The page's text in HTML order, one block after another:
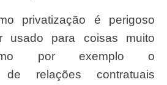
usado para coisas muito
por exemplo o
de relações contratuais